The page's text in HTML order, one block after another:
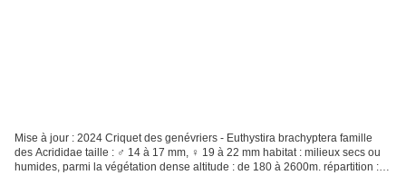
Mise à jour : 2024 Criquet des genévriers - Euthystira brachyptera famille
des Acrididae taille : ♂ 14 à 17 mm, ♀ 19 à 22 mm habitat : milieux secs ou
humides, parmi la végétation dense altitude : de 180 à 2600m. répartition :